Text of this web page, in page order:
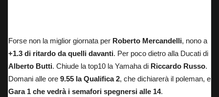
Forse non la miglior giornata per Roberto Mercandelli, nono a
+1.3 di ritardo da quelli davanti. Per poco dietro alla Ducati di
Alberto Butti. Chiude la top10 la Yamaha di Riccardo Russo.
Domani alle ore 9.55 la Qualifica 2, che dichiarerà il poleman, e
Gara 1 che vedrà i semafori spegnersi alle 14.